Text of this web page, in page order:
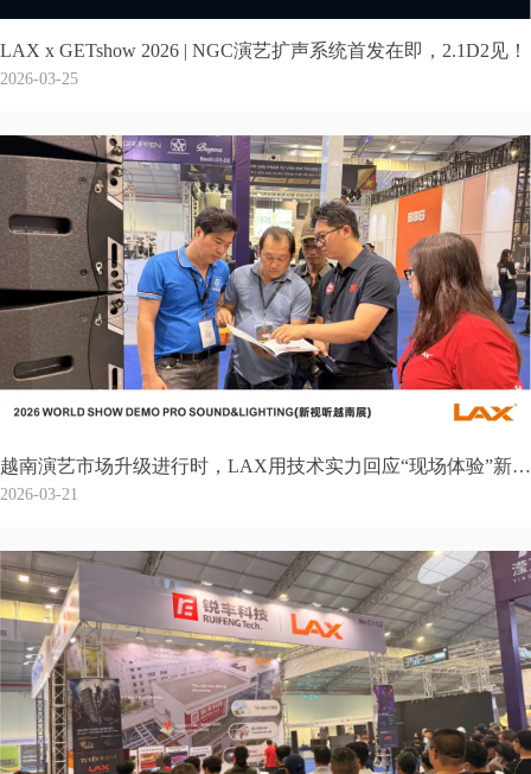
LAX x GETshow 2026 | NGC演艺扩声系统首发在即，2.1D2见！
2026-03-25
越南演艺市场升级进行时，LAX用技术实力回应“现场体验”新需求
2026-03-21